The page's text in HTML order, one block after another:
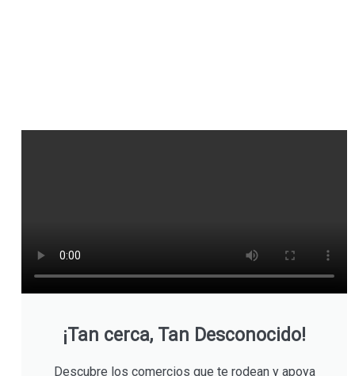
¡Tan cerca, Tan Desconocido!
Descubre los comercios que te rodean y apoya